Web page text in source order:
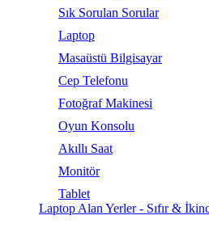
Sık Sorulan Sorular
Laptop
Masaüstü Bilgisayar
Cep Telefonu
Fotoğraf Makinesi
Oyun Konsolu
Akıllı Saat
Monitör
Tablet
Laptop Alan Yerler - Sıfır &